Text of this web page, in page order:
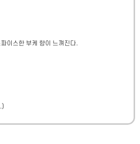
이스한 부케 향이 느껴진다.
)